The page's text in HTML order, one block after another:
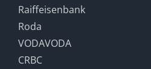
Raiffeisenbank
Roda
VODAVODA
CRBC